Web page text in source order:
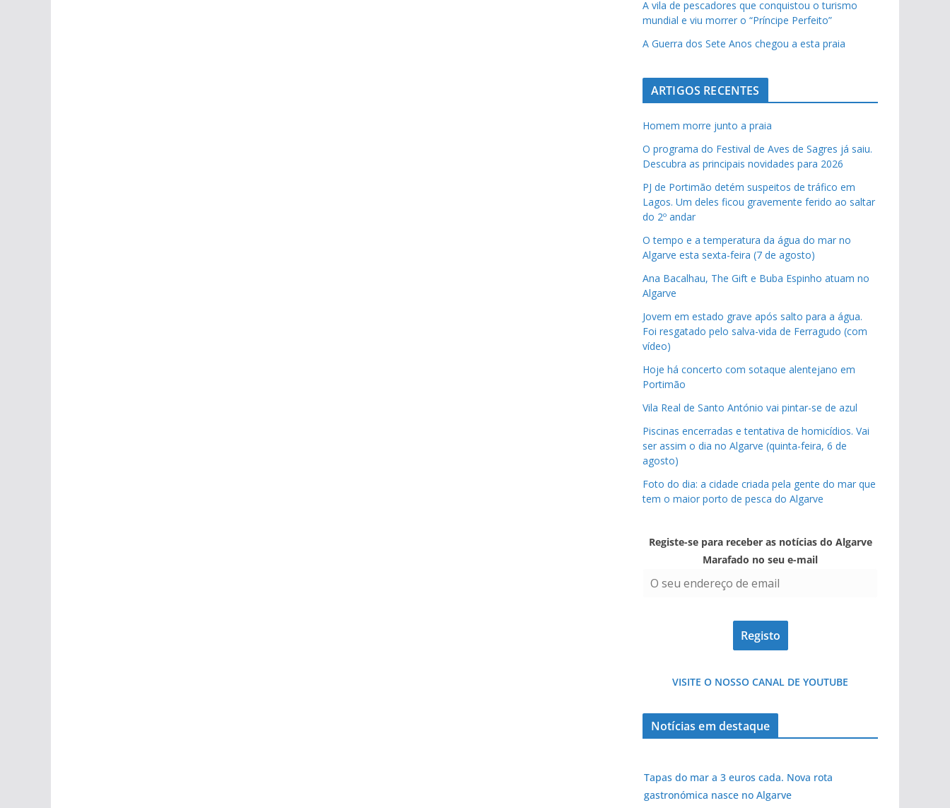
pub
pub
pub
pub
A vila de pescadores que conquistou o turismo
mundial e viu morrer o “Príncipe Perfeito”
A Guerra dos Sete Anos chegou a esta praia
ARTIGOS RECENTES
Homem morre junto a praia
O programa do Festival de Aves de Sagres já saiu.
Descubra as principais novidades para 2026
PJ de Portimão detém suspeitos de tráfico em
Lagos. Um deles ficou gravemente ferido ao saltar
do 2º andar
O tempo e a temperatura da água do mar no
Algarve esta sexta-feira (7 de agosto)
Ana Bacalhau, The Gift e Buba Espinho atuam no
Algarve
Jovem em estado grave após salto para a água.
Foi resgatado pelo salva-vida de Ferragudo (com
vídeo)
Hoje há concerto com sotaque alentejano em
Portimão
Vila Real de Santo António vai pintar-se de azul
Piscinas encerradas e tentativa de homicídios. Vai
ser assim o dia no Algarve (quinta-feira, 6 de
agosto)
Foto do dia: a cidade criada pela gente do mar que
tem o maior porto de pesca do Algarve
Registe-se para receber as notícias do Algarve
Marafado no seu e-mail
VISITE O NOSSO CANAL DE YOUTUBE
Notícias em destaque
Tapas do mar a 3 euros cada. Nova rota
gastronómica nasce no Algarve